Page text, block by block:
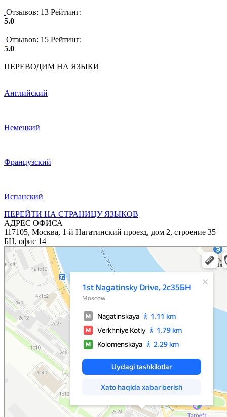
Отзывов: 13 Рейтинг:
5.0
Отзывов: 15 Рейтинг:
5.0
ПЕРЕВОДИМ НА ЯЗЫКИ
Английский
Немецкий
Французский
Испанский
ПЕРЕЙТИ НА СТРАНИЦУ ЯЗЫКОВ
АДРЕС ОФИСА
117105, Москва, 1-й Нагатинский проезд, дом 2, строение 35
БН, офис 14